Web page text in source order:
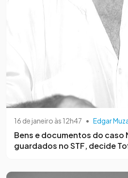
16 de janeiro às 12h47 • Edgar
Bens e documentos do caso
guardados no STF, decide